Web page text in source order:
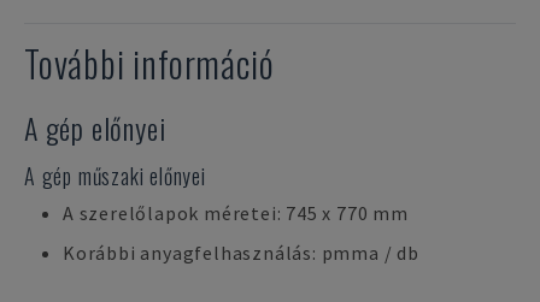
További információ
A gép előnyei
A gép műszaki előnyei
A szerelőlapok méretei: 745 x 770 mm
Korábbi anyagfelhasználás: pmma / db